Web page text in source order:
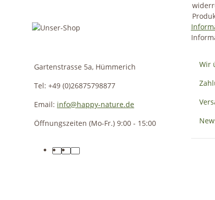
Gartenstrasse 5a, Hümmerich
Tel: +49 (0)26875798877
Email: info@happy-nature.de
Öffnungszeiten (Mo-Fr.) 9:00 - 15:00
Wir